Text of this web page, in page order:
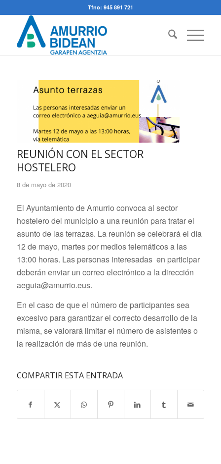
Tfno: 945 891 721
REUNIÓN CON EL SECTOR
HOSTELERO
8 de mayo de 2020
El Ayuntamiento de Amurrio convoca al sector
hostelero del municipio a una reunión para tratar el
asunto de las terrazas. La reunión se celebrará el día
12 de mayo, martes por medios telemáticos a las
13:00 horas. Las personas interesadas en participar
deberán enviar un correo electrónico a la dirección
aeguia@amurrio.eus.
En el caso de que el número de participantes sea
excesivo para garantizar el correcto desarrollo de la
misma, se valorará limitar el número de asistentes o
la realización de más de una reunión.
COMPARTIR ESTA ENTRADA